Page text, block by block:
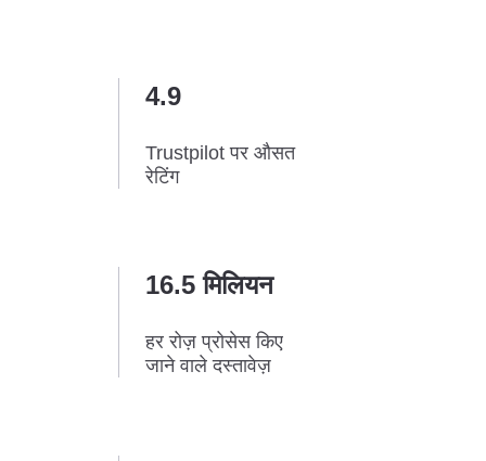
4.9
Trustpilot पर औसत
रेटिंग
16.5 मिलियन
हर रोज़ प्रोसेस किए
जाने वाले दस्तावेज़